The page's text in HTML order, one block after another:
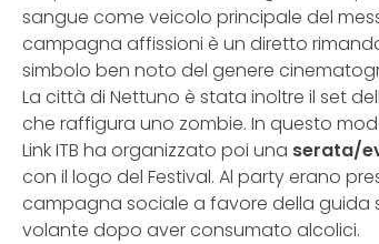
sangue come veicolo principale del
campagna affissioni è un diretto
simbolo ben noto del genere
La città di Nettuno è stata inoltre il set
che raffigura uno zombie. In questo
Link ITB ha organizzato poi una serata/
con il logo del Festival. Al party erano
campagna sociale a favore della guida
volante dopo aver consumato alcolici.